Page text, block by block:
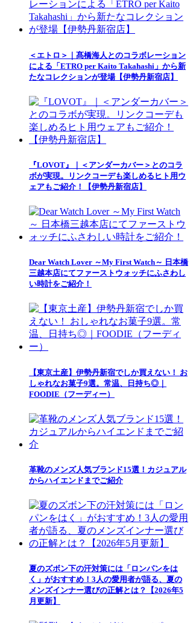
＜エトロ＞｜髙橋海人とのコラボレーション
による「ETRO per Kaito Takahashi」から新
たなコレクションが登場【伊勢丹新宿店】
『LOVOT』｜＜アンダーカバー＞とのコラ
ボが実現。リンクコーデも楽しめるヒト用ウ
ェアもご紹介！【伊勢丹新宿店】
Dear Watch Lover ～My First Watch～ 日本橋
三越本店にてファーストウォッチにふさわし
い時計をご紹介！
【東京土産】伊勢丹新宿でしか買えない！ お
しゃれなお菓子9選。常温、日持ち◎｜
FOODIE（フーディー）
革靴のメンズ人気ブランド15選！カジュアル
からハイエンドまでご紹介
夏のズボン下の汗対策には「ロンパンをは
く」がおすすめ！3人の愛用者が語る、夏の
メンズインナー選びの正解とは？【2026年5
月更新】